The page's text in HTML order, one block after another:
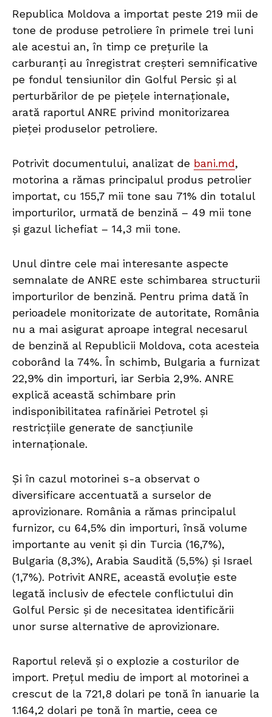
Republica Moldova a importat peste 219 mii de
tone de produse petroliere în primele trei luni
ale acestui an, în timp ce prețurile la
carburanți au înregistrat creșteri semnificative
pe fondul tensiunilor din Golful Persic și al
perturbărilor de pe piețele internaționale,
arată raportul ANRE privind monitorizarea
pieței produselor petroliere.
Potrivit documentului, analizat de bani.md,
motorina a rămas principalul produs petrolier
importat, cu 155,7 mii tone sau 71% din totalul
importurilor, urmată de benzină – 49 mii tone
și gazul lichefiat – 14,3 mii tone.
Unul dintre cele mai interesante aspecte
semnalate de ANRE este schimbarea structurii
importurilor de benzină. Pentru prima dată în
perioadele monitorizate de autoritate, România
nu a mai asigurat aproape integral necesarul
de benzină al Republicii Moldova, cota acesteia
coborând la 74%. În schimb, Bulgaria a furnizat
22,9% din importuri, iar Serbia 2,9%. ANRE
explică această schimbare prin
indisponibilitatea rafinăriei Petrotel și
restricțiile generate de sancțiunile
internaționale.
Și în cazul motorinei s-a observat o
diversificare accentuată a surselor de
aprovizionare. România a rămas principalul
furnizor, cu 64,5% din importuri, însă volume
importante au venit și din Turcia (16,7%),
Bulgaria (8,3%), Arabia Saudită (5,5%) și Israel
(1,7%). Potrivit ANRE, această evoluție este
legată inclusiv de efectele conflictului din
Golful Persic și de necesitatea identificării
unor surse alternative de aprovizionare.
Raportul relevă și o explozie a costurilor de
import. Prețul mediu de import al motorinei a
crescut de la 721,8 dolari pe tonă în ianuarie la
1.164,2 dolari pe tonă în martie, ceea ce